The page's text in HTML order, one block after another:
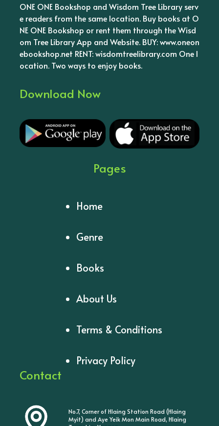
ONE ONE Bookshop and Wisdom Tree Library serv
e readers from the same location. Buy books at O
NE ONE Bookshop or rent them through the Wisd
om Tree Library App and Website. BUY: www.oneon
ebookshop.net RENT: wisdomtreelibrary.com One l
ocation. Two ways to enjoy books.
Download Now
Pages
Home
Genre
Books
About Us
Terms & Conditions
Privacy Policy
Contact
No.7, Corner of Hlaing Station Road (Hlaing
Myit) and Aye Yeik Mon Main Road, Hlaing